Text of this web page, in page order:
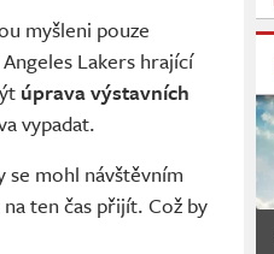
myšleni pouze
Lakers hrající
úprava výstavních
vypadat.
se mohl návštěvním
ten čas přijít. Což by